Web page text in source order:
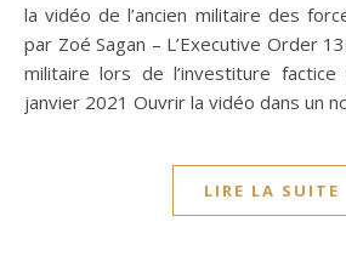
la vidéo de l’ancien militaire des
par Zoé Sagan – L’Executive Order
militaire lors de l’investiture
janvier 2021 Ouvrir la vidéo dans un
LIRE LA SUITE